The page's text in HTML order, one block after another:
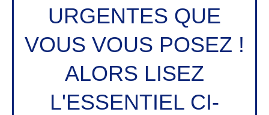
URGENTES QUE
VOUS VOUS POSEZ !
ALORS LISEZ
L'ESSENTIEL CI-